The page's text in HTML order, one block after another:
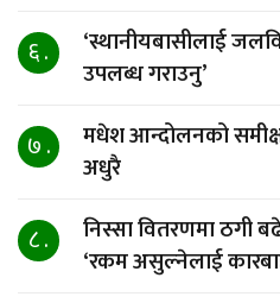
६ .
‘स्थानीयबासीलाई
उपलब्ध गराउनु’
७ .
मधेश आन्दोलनको
अधुरै
८ .
निस्सा वितरणमा ठगी
‘रकम असुल्नेलाई